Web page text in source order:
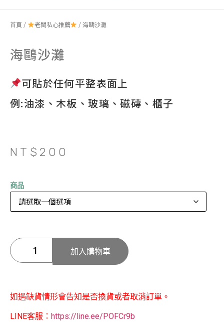
首頁 / 老闆私心推薦 / 海鷗沙灘
海鷗沙灘
可貼於任何平整表面上
例:油漆、木板、玻璃、磁磚、櫃子
NT$ 200
商品
加入購物車
如遇缺貨情形會告知是否換貨或者取消訂單。
LINE客服： https://line.ee/POFCr9b